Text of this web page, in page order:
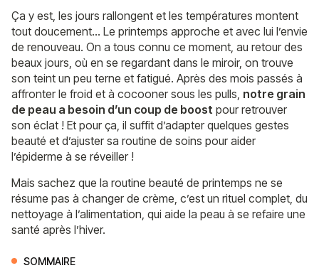
Ça y est, les jours rallongent et les températures montent
tout doucement… Le printemps approche et avec lui l’envie
de renouveau. On a tous connu ce moment, au retour des
beaux jours, où en se regardant dans le miroir, on trouve
son teint un peu terne et fatigué. Après des mois passés à
affronter le froid et à cocooner sous les pulls, notre grain
de peau a besoin d’un coup de boost pour retrouver
son éclat ! Et pour ça, il suffit d’adapter quelques gestes
beauté et d’ajuster sa routine de soins pour aider
l’épiderme à se réveiller !
Mais sachez que la routine beauté de printemps ne se
résume pas à changer de crème, c’est un rituel complet, du
nettoyage à l’alimentation, qui aide la peau à se refaire une
santé après l’hiver.
SOMMAIRE